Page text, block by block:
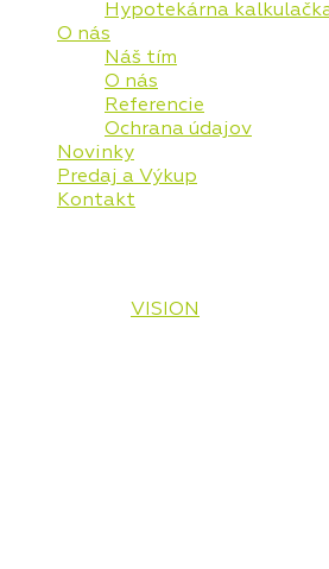
Hypotekárna
O nás
Náš tím
O nás
Referencie
Ochrana údajov
Novinky
Predaj a Výkup
Kontakt
VISION